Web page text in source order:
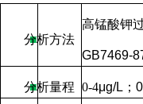
■
分析方法
高锰酸钾
GB7469-
■
分析量程 0-4μg/L ；